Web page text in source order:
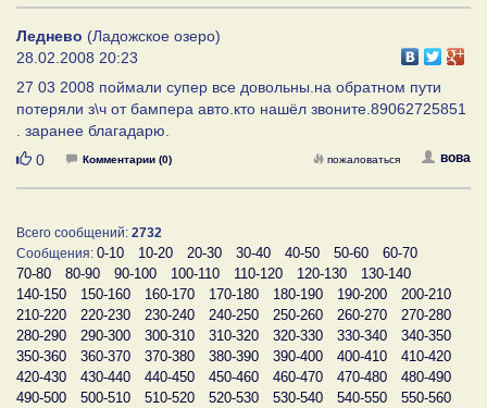
Леднево (Ладожское озеро)
28.02.2008 20:23
27 03 2008 поймали супер все довольны.на обратном пути
потеряли з\ч от бампера авто.кто нашёл звоните.89062725851
. заранее благадарю.
Нравится
0 Комментарии (0) вова
пожаловаться
Всего сообщений: 2732
Сообщения: 0-10 10-20 20-30 30-40 40-50 50-60
60-70
70-80
80-90 90-100 100-110 110-120 120-130
130-140
140-150
150-160 160-170 170-180 180-190 190-200
200-210
210-220
220-230 230-240 240-250 250-260 260-270
270-280
280-290
290-300 300-310 310-320 320-330 330-340
340-350
350-360
360-370 370-380 380-390 390-400 400-410
410-420
420-430
430-440 440-450 450-460 460-470 470-480
480-490
490-500
500-510 510-520 520-530 530-540 540-550
550-560